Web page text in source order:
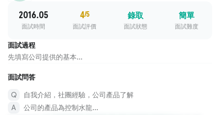
2016.05
面試時間
4/5
面試評價
錄取
面試狀態
簡單
面試難度
面試過程
先填寫公司提供的基本...
面試問答
自我介紹，社團經驗，公司產品了解
公司的產品為控制水龍...